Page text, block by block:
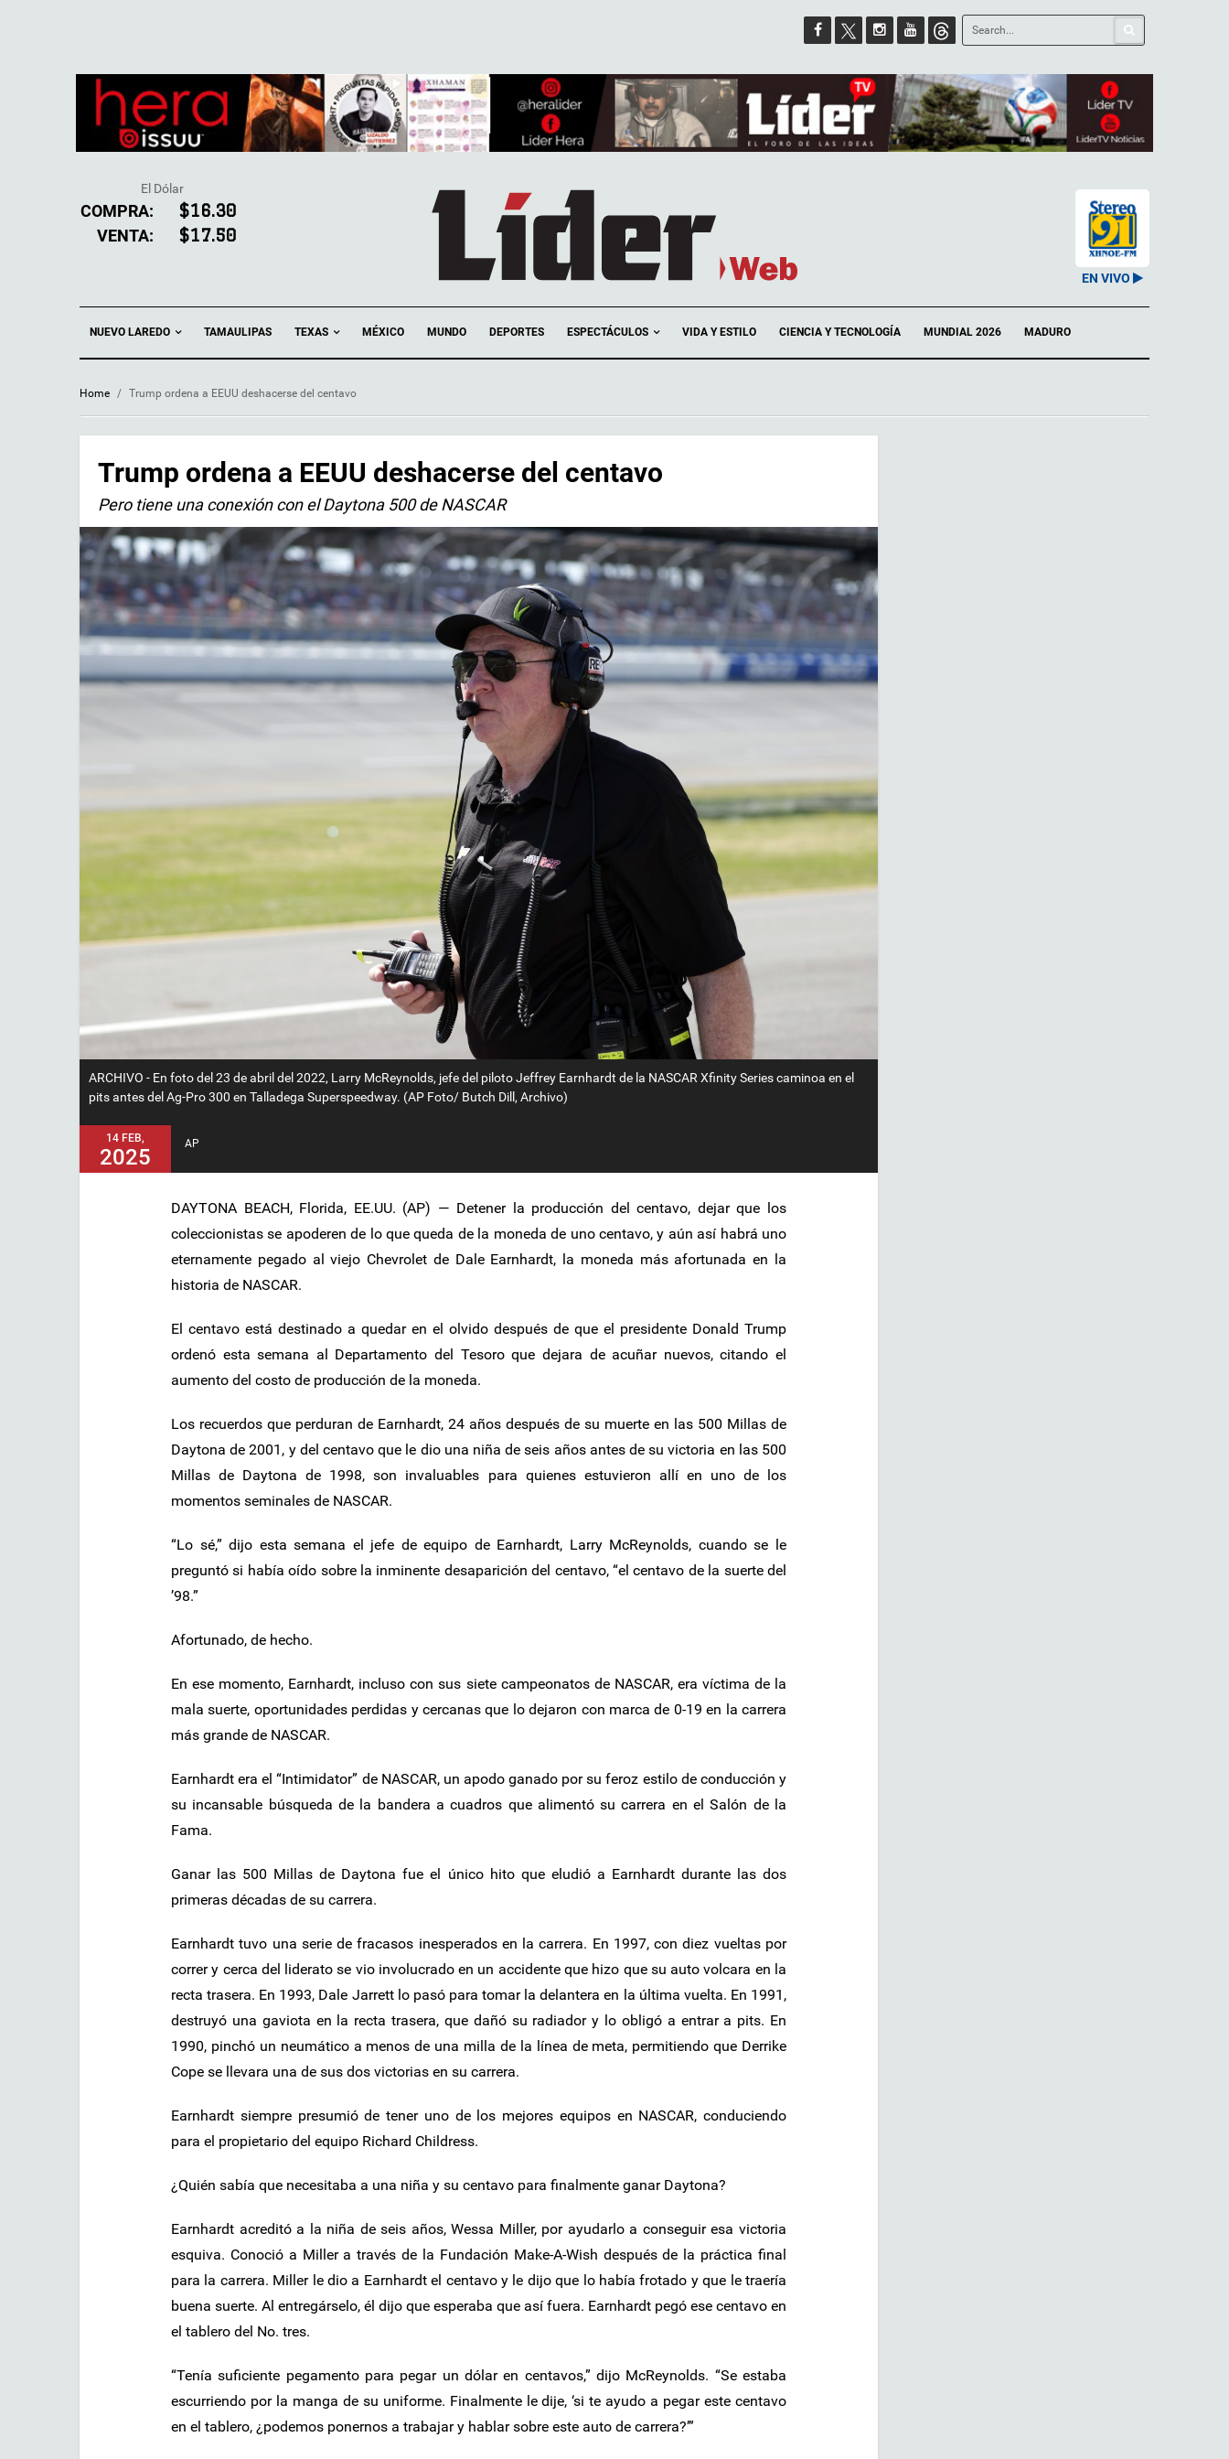
El Dólar
COMPRA: $16.30
VENTA: $17.50
EN VIVO
NUEVO LAREDO TAMAULIPAS TEXAS MÉXICO MUNDO DEPORTES ESPECTÁCULOS VIDA Y ESTILO CIENCIA Y TECNOLOGÍA MUNDIAL 2026 MADURO
Home / Trump ordena a EEUU deshacerse del centavo
Trump ordena a EEUU deshacerse del centavo
Pero tiene una conexión con el Daytona 500 de NASCAR
ARCHIVO - En foto del 23 de abril del 2022, Larry McReynolds, jefe del piloto Jeffrey Earnhardt de la NASCAR Xfinity Series caminoa en el
pits antes del Ag-Pro 300 en Talladega Superspeedway. (AP Foto/ Butch Dill, Archivo)
14 FEB,
2025
AP
DAYTONA BEACH, Florida, EE.UU. (AP) — Detener la producción del centavo, dejar que los
coleccionistas se apoderen de lo que queda de la moneda de uno centavo, y aún así habrá uno
eternamente pegado al viejo Chevrolet de Dale Earnhardt, la moneda más afortunada en la
historia de NASCAR.
El centavo está destinado a quedar en el olvido después de que el presidente Donald Trump
ordenó esta semana al Departamento del Tesoro que dejara de acuñar nuevos, citando el
aumento del costo de producción de la moneda.
Los recuerdos que perduran de Earnhardt, 24 años después de su muerte en las 500 Millas de
Daytona de 2001, y del centavo que le dio una niña de seis años antes de su victoria en las 500
Millas de Daytona de 1998, son invaluables para quienes estuvieron allí en uno de los
momentos seminales de NASCAR.
“Lo sé,” dijo esta semana el jefe de equipo de Earnhardt, Larry McReynolds, cuando se le
preguntó si había oído sobre la inminente desaparición del centavo, “el centavo de la suerte del
’98.”
Afortunado, de hecho.
En ese momento, Earnhardt, incluso con sus siete campeonatos de NASCAR, era víctima de la
mala suerte, oportunidades perdidas y cercanas que lo dejaron con marca de 0-19 en la carrera
más grande de NASCAR.
Earnhardt era el “Intimidator” de NASCAR, un apodo ganado por su feroz estilo de conducción y
su incansable búsqueda de la bandera a cuadros que alimentó su carrera en el Salón de la
Fama.
Ganar las 500 Millas de Daytona fue el único hito que eludió a Earnhardt durante las dos
primeras décadas de su carrera.
Earnhardt tuvo una serie de fracasos inesperados en la carrera. En 1997, con diez vueltas por
correr y cerca del liderato se vio involucrado en un accidente que hizo que su auto volcara en la
recta trasera. En 1993, Dale Jarrett lo pasó para tomar la delantera en la última vuelta. En 1991,
destruyó una gaviota en la recta trasera, que dañó su radiador y lo obligó a entrar a pits. En
1990, pinchó un neumático a menos de una milla de la línea de meta, permitiendo que Derrike
Cope se llevara una de sus dos victorias en su carrera.
Earnhardt siempre presumió de tener uno de los mejores equipos en NASCAR, conduciendo
para el propietario del equipo Richard Childress.
¿Quién sabía que necesitaba a una niña y su centavo para finalmente ganar Daytona?
Earnhardt acreditó a la niña de seis años, Wessa Miller, por ayudarlo a conseguir esa victoria
esquiva. Conoció a Miller a través de la Fundación Make-A-Wish después de la práctica final
para la carrera. Miller le dio a Earnhardt el centavo y le dijo que lo había frotado y que le traería
buena suerte. Al entregárselo, él dijo que esperaba que así fuera. Earnhardt pegó ese centavo en
el tablero del No. tres.
“Tenía suficiente pegamento para pegar un dólar en centavos,” dijo McReynolds. “Se estaba
escurriendo por la manga de su uniforme. Finalmente le dije, ‘si te ayudo a pegar este centavo
en el tablero, ¿podemos ponernos a trabajar y hablar sobre este auto de carrera?’”